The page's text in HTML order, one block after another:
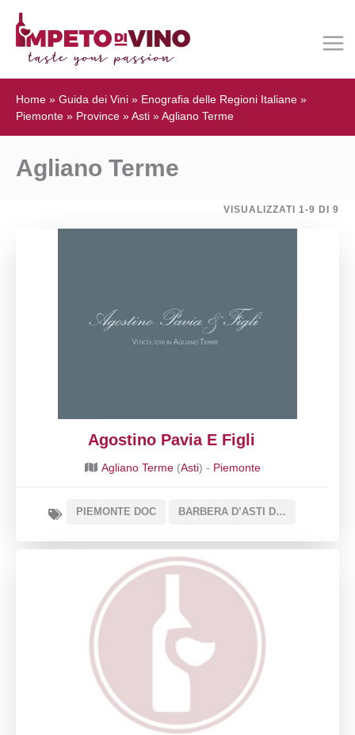
Home » Guida dei Vini » Enografia delle Regioni Italiane »
Piemonte » Province »Asti »Agliano Terme
Agliano Terme
VISUALIZZATI 1-9 DI 9
Agostino Pavia E Figli
Agliano Terme(Asti) - Piemonte
PIEMONTE DOC BARBERA D’ASTI DOCG